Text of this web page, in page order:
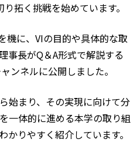
拓く挑戦を始めています。
機に、VIの目的や具体的な取
事長がQ＆A形式で解説する
ンネルに公開しました。
始まり、その実現に向けて分
一体的に進める本学の取り組
かりやすく紹介しています。